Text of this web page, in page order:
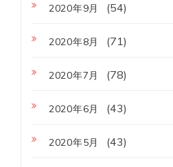
2020年9月 (54)
2020年8月 (71)
2020年7月 (78)
2020年6月 (43)
2020年5月 (43)